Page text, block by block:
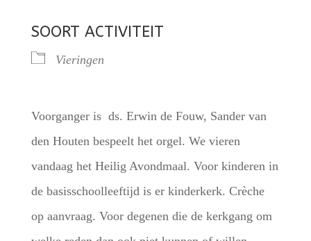
SOORT ACTIVITEIT
Vieringen
Voorganger is ds. Erwin de Fouw, Sander van
den Houten bespeelt het orgel. We vieren
vandaag het Heilig Avondmaal. Voor kinderen in
de basisschoolleeftijd is er kinderkerk. Crèche
op aanvraag. Voor degenen die de kerkgang om